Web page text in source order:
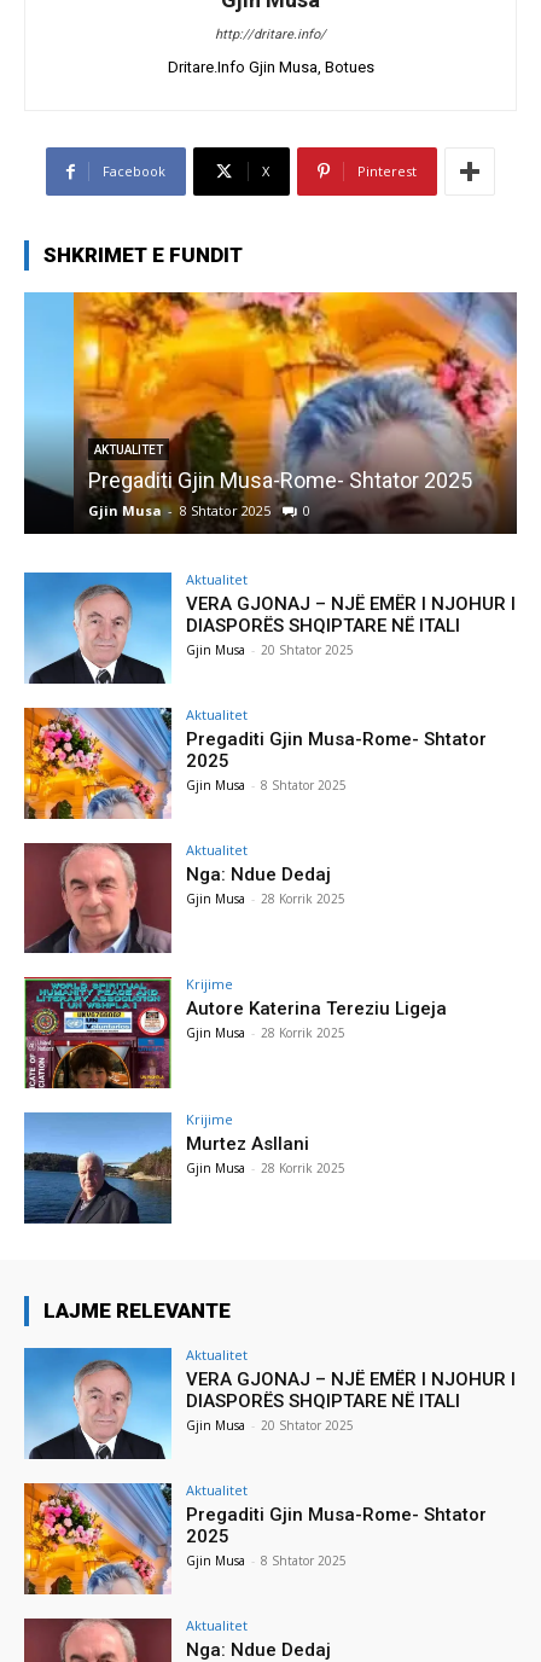
http://dritare.info/
Dritare.Info Gjin Musa, Botues
Facebook X Pinterest
SHKRIMET E FUNDIT
AKTUALITET
Pregaditi Gjin Musa-Rome- Shtator 2025
Gjin Musa 8 Shtator 2025 0
Aktualitet
VERA GJONAJ – NJË EMËR I NJOHUR I
DIASPORËS SHQIPTARE NË ITALI
Gjin Musa - 20 Shtator 2025
Aktualitet
Pregaditi Gjin Musa-Rome- Shtator
2025
Gjin Musa - 8 Shtator 2025
Aktualitet
Nga: Ndue Dedaj
Gjin Musa - 28 Korrik 2025
Krijime
Autore Katerina Tereziu Ligeja
Gjin Musa - 28 Korrik 2025
Krijime
Murtez Asllani
Gjin Musa - 28 Korrik 2025
LAJME RELEVANTE
Aktualitet
VERA GJONAJ – NJË EMËR I NJOHUR I
DIASPORËS SHQIPTARE NË ITALI
Gjin Musa - 20 Shtator 2025
Aktualitet
Pregaditi Gjin Musa-Rome- Shtator
2025
Gjin Musa - 8 Shtator 2025
Aktualitet
Nga: Ndue Dedaj